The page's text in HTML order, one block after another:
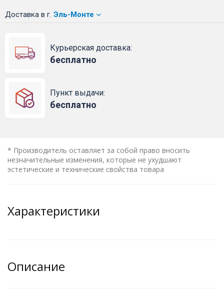
Доставка в г. Эль-Монте
Курьерская доставка:
бесплатно
Пункт выдачи:
бесплатно
* Производитель оставляет за собой право вносить
незначительные изменения, которые не ухудшают
эстетические и технические свойства товара
Характеристики
Описание